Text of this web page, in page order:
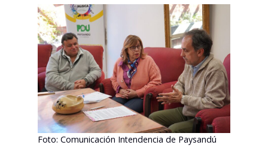
Foto: Comunicación Intendencia de Paysandú